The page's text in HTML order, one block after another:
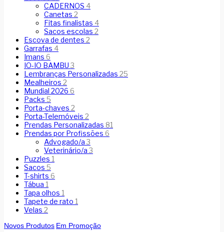
CADERNOS 4
Canetas 2
Fitas finalistas 4
Sacos escolas 2
Escova de dentes 2
Garrafas 4
Imans 6
IO-IO BAMBU3
Lembranças Personalizadas 25
Mealheiros 2
Mundial 2026 6
Packs 5
Porta-chaves 2
Porta-Telemóveis 2
Prendas Personalizadas 81
Prendas por Profissões 6
Advogado/a3
Veterinário/a3
Puzzles 1
Sacos 5
T-shirts 6
Tábua 1
Tapa olhos 1
Tapete de rato 1
Velas 2
Novos Produtos Em Promoção